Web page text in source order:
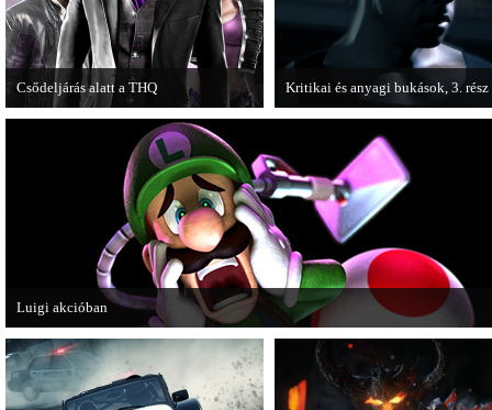
Csődeljárás alatt a THQ
Egy újabb videojáték-kiadó került
csődeljárás alá, aki nem más, mint a
Kritikai és anyagi bukások, 3. rész
című cikksorozatának utolsó
olvashatjuk.
Luigi akcióban
A Nintendo 3DS-re készülő Luigi's Mansion: Dark Moon újabb képeken
magát.